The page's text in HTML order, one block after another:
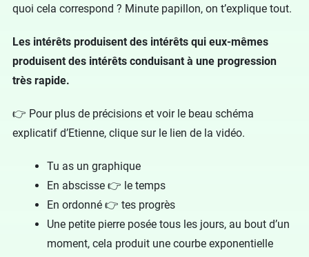
quoi cela correspond ? Minute papillon, on t’explique tout.
Les intérêts produisent des intérêts qui eux-mêmes
produisent des intérêts conduisant à une progression
très rapide.
👉 Pour plus de précisions et voir le beau schéma
explicatif d’Etienne, clique sur le lien de la vidéo.
Tu as un graphique
En abscisse 👉 le temps
En ordonné 👉 tes progrès
Une petite pierre posée tous les jours, au bout d’un
moment, cela produit une courbe exponentielle